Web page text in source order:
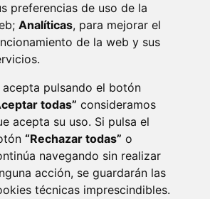
preferencias de uso de la
Analíticas, para mejorar el
de la web y sus
acepta pulsando el botón
todas” consideramos
acepta su uso. Si pulsa el
“Rechazar todas” o
navegando sin realizar
acción, se guardarán las
técnicas imprescindibles.
sac@monzon.es
monzon.es
AVISO LEGAL
DE DATOS
DE COOKIES
ACCESIBILIDAD
ENLACE EXTERNO AL